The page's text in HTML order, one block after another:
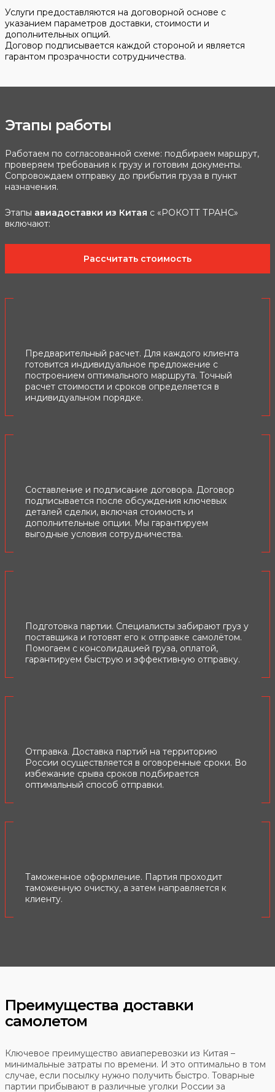
Услуги предоставляются на договорной основе с
указанием параметров доставки, стоимости и
дополнительных опций.
Договор подписывается каждой стороной и является
гарантом прозрачности сотрудничества.
Этапы работы
Работаем по согласованной схеме: подбираем маршрут,
проверяем требования к грузу и готовим документы.
Сопровождаем отправку до прибытия груза в пункт
назначения.
Этапы авиадоставки из Китая с «РОКОТТ ТРАНС»
включают:
Рассчитать стоимость
Предварительный расчет. Для каждого клиента
готовится индивидуальное предложение с
построением оптимального маршрута. Точный
расчет стоимости и сроков определяется в
индивидуальном порядке.
Составление и подписание договора. Договор
подписывается после обсуждения ключевых
деталей сделки, включая стоимость и
дополнительные опции. Мы гарантируем
выгодные условия сотрудничества.
Подготовка партии. Специалисты забирают груз у
поставщика и готовят его к отправке самолётом.
Помогаем с консолидацией груза, оплатой,
гарантируем быструю и эффективную отправку.
Отправка. Доставка партий на территорию
России осуществляется в оговоренные сроки. Во
избежание срыва сроков подбирается
оптимальный способ отправки.
Таможенное оформление. Партия проходит
таможенную очистку, а затем направляется к
клиенту.
Преимущества доставки
самолетом
Ключевое преимущество авиаперевозки из Китая –
минимальные затраты по времени. И это оптимально в том
случае, если посылку нужно получить быстро. Товарные
партии прибывают в различные уголки России за